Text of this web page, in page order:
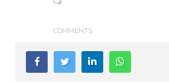
COMMENTS